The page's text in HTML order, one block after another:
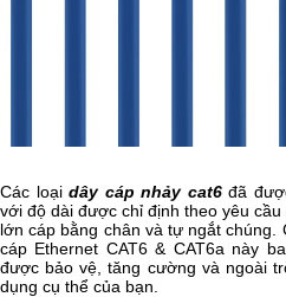
Các loạidây cáp nhảy cat6đã
với độ dài được chỉ định theo yêu
lớn cáp bằng chân và tự ngắt chúng.
cáp Ethernet CAT6 & CAT6a này
được bảo vệ, tăng cường và ngoài
dụng cụ thể của bạn.